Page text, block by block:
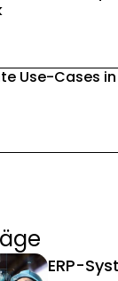
Use-Cases
ERP-